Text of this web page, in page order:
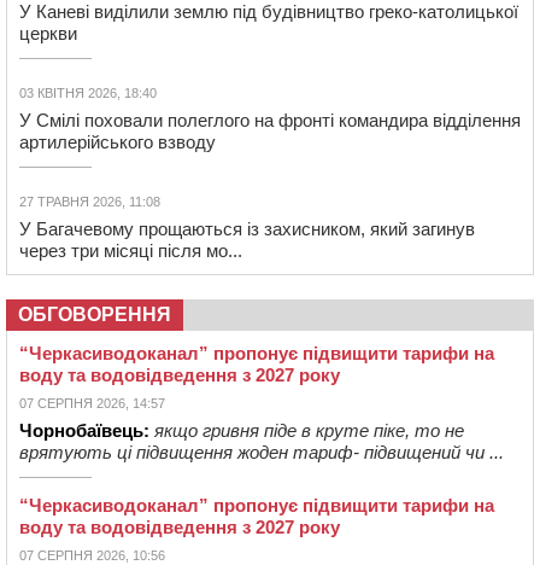
У Каневі виділили землю під будівництво греко-католицької
церкви
03 КВІТНЯ 2026, 18:40
У Смілі поховали полеглого на фронті командира відділення
артилерійського взводу
27 ТРАВНЯ 2026, 11:08
У Багачевому прощаються із захисником, який загинув
через три місяці після мо...
ОБГОВОРЕННЯ
“Черкасиводоканал” пропонує підвищити тарифи на
воду та водовідведення з 2027 року
07 СЕРПНЯ 2026, 14:57
Чорнобаївець: якщо гривня піде в круте піке, то не
врятують ці підвищення жоден тариф- підвищений чи ...
“Черкасиводоканал” пропонує підвищити тарифи на
воду та водовідведення з 2027 року
07 СЕРПНЯ 2026, 10:56